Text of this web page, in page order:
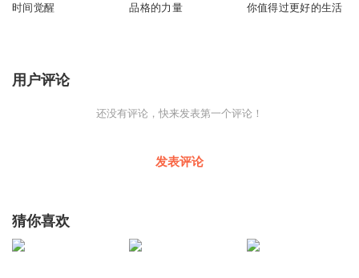
时间觉醒 品格的力量 你值得过更好的生活
用户评论
还没有评论，快来发表第一个评论！
发表评论
猜你喜欢